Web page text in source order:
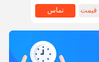
قیمت
تماس